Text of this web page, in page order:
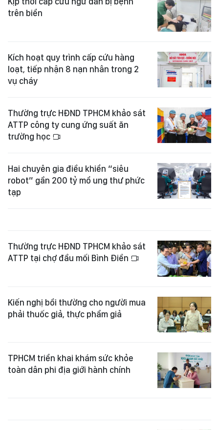
trên biển
Kích hoạt quy trình cấp cứu hàng
loạt, tiếp nhận 8 nạn nhân trong 2
vụ cháy
Thường trực HĐND TPHCM khảo sát
ATTP công ty cung ứng suất ăn
trường học
Hai chuyên gia điều khiển “siêu
robot” gần 200 tỷ mổ ung thư phức
tạp
Thường trực HĐND TPHCM khảo sát
ATTP tại chợ đầu mối Bình Điền
Kiến nghị bồi thường cho người mua
phải thuốc giả, thực phẩm giả
TPHCM triển khai khám sức khỏe
toàn dân phi địa giới hành chính